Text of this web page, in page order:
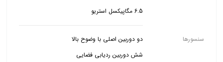
6.5 مگاپیکسل استریو
سنسورها
دو دوربین اصلی با وضوح بالا